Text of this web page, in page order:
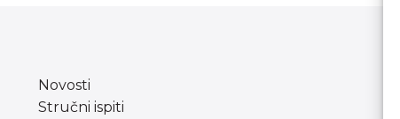
Novosti
Stručni ispiti